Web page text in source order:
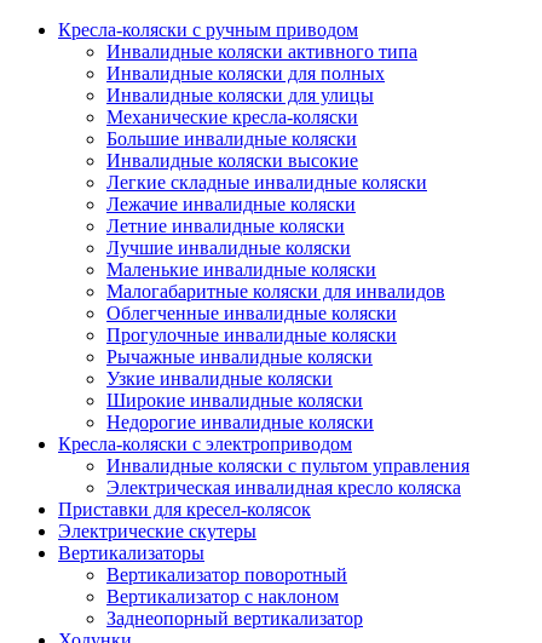
Кресла-коляски с ручным приводом
Инвалидные коляски активного типа
Инвалидные коляски для полных
Инвалидные коляски для улицы
Механические кресла-коляски
Большие инвалидные коляски
Инвалидные коляски высокие
Легкие складные инвалидные коляски
Лежачие инвалидные коляски
Летние инвалидные коляски
Лучшие инвалидные коляски
Маленькие инвалидные коляски
Малогабаритные коляски для инвалидов
Облегченные инвалидные коляски
Прогулочные инвалидные коляски
Рычажные инвалидные коляски
Узкие инвалидные коляски
Широкие инвалидные коляски
Недорогие инвалидные коляски
Кресла-коляски с электроприводом
Инвалидные коляски с пультом управления
Электрическая инвалидная кресло коляска
Приставки для кресел-колясок
Электрические скутеры
Вертикализаторы
Вертикализатор поворотный
Вертикализатор с наклоном
Заднеопорный вертикализатор